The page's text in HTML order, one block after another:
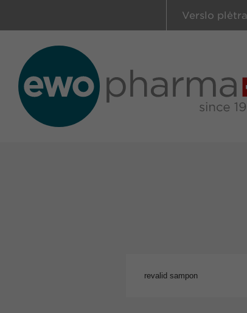
Verslo plėtra